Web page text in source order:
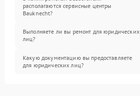
располагаются сервисные центры
Bauknecht?
Выполняете ли вы ремонт для юридических
лиц?
Какую документацию вы предоставляете
для юридических лиц?